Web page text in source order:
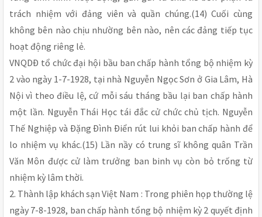
trách nhiệm với đảng viên và quần chúng.(14) Cuối cùng
không bên nào chịu nhường bên nào, nên các đảng tiếp tục
hoạt động riêng lẻ.
VNQDÐ tổ chức đại hội bầu ban chấp hành tổng bộ nhiệm kỳ
2 vào ngày 1-7-1928, tại nhà Nguyễn Ngọc Sơn ở Gia Lâm, Hà
Nội vì theo điều lệ, cứ mỗi sáu tháng bầu lại ban chấp hành
một lần. Nguyễn Thái Học tái đắc cử chức chủ tịch. Nguyễn
Thế Nghiệp và Ðặng Ðình Ðiển rút lui khỏi ban chấp hành để
lo nhiệm vụ khác.(15) Lần nầy có trung sĩ không quân Trần
Văn Môn được cử làm trưởng ban binh vụ còn bỏ trống từ
nhiệm kỳ lâm thời.
2. Thành lập khách sạn Việt Nam : Trong phiên họp thường lệ
ngày 7-8-1928, ban chấp hành tổng bộ nhiệm kỳ 2 quyết định